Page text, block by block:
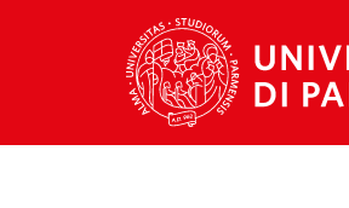
Salta al contenuto principale